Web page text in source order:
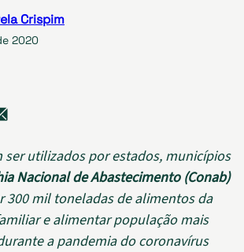
Crispim
2020
ser utilizados por estados, municípios
Nacional de Abastecimento (Conab)
300 mil toneladas de alimentos da
e alimentar população mais
a pandemia do coronavírus